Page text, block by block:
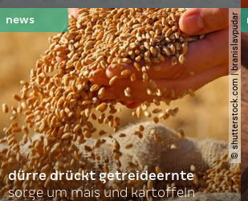
© shutterstock.com | branislavpudar
dürre drückt getreideernte
sorge um mais und kartoffeln